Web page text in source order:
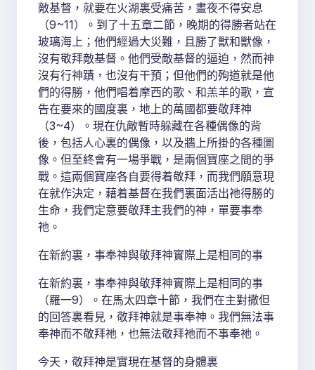
敵基督，就要在火湖裏受痛苦，晝夜不得安息
（9~11）。到了十五章二節，晚期的得勝者站在
玻璃海上；他們經過大災難，且勝了獸和獸像，
沒有敬拜敵基督。他們受敵基督的逼迫，然而神
沒有行神蹟，也沒有干預；但他們的殉道就是他
們的得勝，他們唱着摩西的歌、和羔羊的歌，宣
告在要來的國度裏，地上的萬國都要敬拜神
（3~4）。現在仇敵暫時躲藏在各種偶像的背
後，包括人心裏的偶像，以及牆上所掛的各種圖
像。但至終會有一場爭戰，是兩個寶座之間的爭
戰。這兩個寶座各自要得着敬拜，而我們願意現
在就作決定，藉着基督在我們裏面活出祂得勝的
生命，我們定意要敬拜主我們的神，單要事奉
祂。
在新約裏，事奉神與敬拜神實際上是相同的事
在新約裏，事奉神與敬拜神實際上是相同的事
（羅一9）。在馬太四章十節，我們在主對撒但
的回答裏看見，敬拜神就是事奉神。我們無法事
奉神而不敬拜祂，也無法敬拜祂而不事奉祂。
今天，敬拜神是實現在基督的身體裏